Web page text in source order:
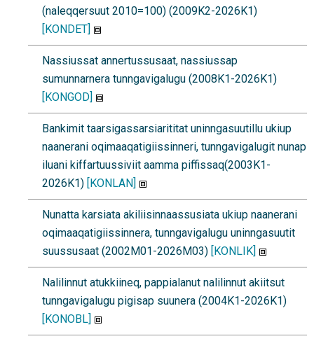
(naleqqersuut 2010=100) (2009K2-2026K1)
[KONDET]
Nassiussat annertussusaat, nassiussap
sumunnarnera tunngavigalugu (2008K1-2026K1)
[KONGOD]
Bankimit taarsigassarsiarititat uninngasuutillu ukiup
naanerani oqimaaqatigiissinneri, tunngavigalugit nunap
iluani kiffartuussiviit aamma piffissaq(2003K1-
2026K1) [KONLAN]
Nunatta karsiata akiliisinnaassusiata ukiup naanerani
oqimaaqatigiissinnera, tunngavigalugu uninngasuutit
suussusaat (2002M01-2026M03) [KONLIK]
Nalilinnut atukkiineq, pappialanut nalilinnut akiitsut
tunngavigalugu pigisap suunera (2004K1-2026K1)
[KONOBL]